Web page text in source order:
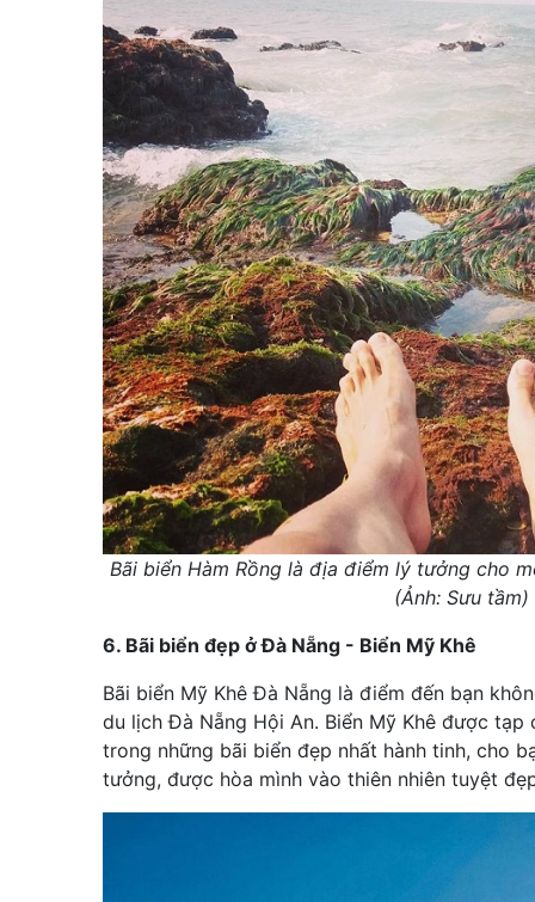
Bãi biển Hàm Rồng là địa điểm lý tưởng cho
(Ảnh: Sưu tầm)
6. Bãi biển đẹp ở Đà Nẵng - Biển Mỹ Khê
Bãi biển Mỹ Khê Đà Nẵng là điểm đến bạn
du lịch Đà Nẵng Hội An. Biển Mỹ Khê được tạp
trong những bãi biển đẹp nhất hành tinh, cho
tưởng, được hòa mình vào thiên nhiên tuyệt